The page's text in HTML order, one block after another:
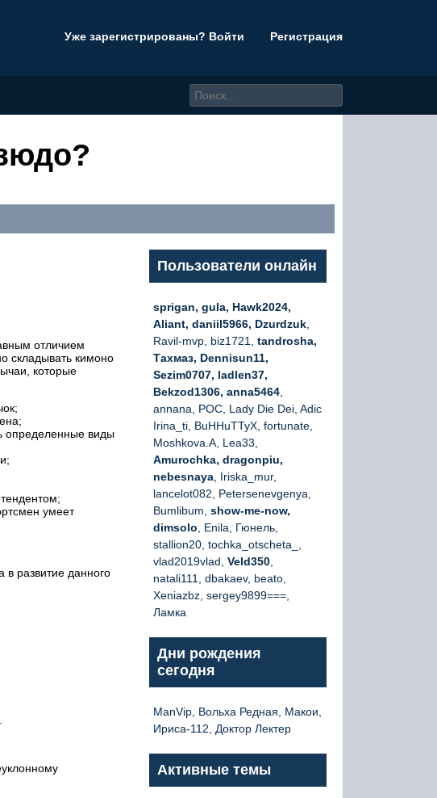
Уже зарегистрированы? Войти Регистрация
отличием
складывать кимоно
которые
определенные виды
умеет
развитие данного
Пользователи онлайн
sprigan, gula, Hawk2024,
Aliant, daniil5966, Dzurdzuk
Ravil-mvp, biz1721, tandrosha,
Тахмаз, Dennisun11,
Sezim0707, ladlen37,
Bekzod1306, anna5464
annana, РОС, Lady Die Dei, Adic
Irina_ti, BuHHuTTyX, fortunate,
Moshkova.A, Lea33,
Amurochka, dragonpiu,
nebesnaya , Iriska_mur,
lancelot082, Petersenevgenya,
Bumlibum, show-me-now,
dimsolo , Enila, Гюнель,
stallion20, tochka_otscheta_,
vlad2019vlad, Veld350
natali111, dbakaev, beato,
Xeniazbz, sergey9899===,
Ламка
Дни рождения
сегодня
ManVip, Вольха Редная, Макои,
Ириса-112, Доктор Лектер
Активные темы